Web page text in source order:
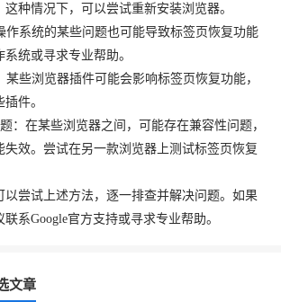
种情况下，可以尝试重新安装浏览器。
作系统的某些问题也可能导致标签页恢复功能
统或寻求专业帮助。
些浏览器插件可能会影响标签页恢复功能，
件。
：在某些浏览器之间，可能存在兼容性问题，
失效。尝试在另一款浏览器上测试标签页恢复
以尝试上述方法，逐一排查并解决问题。如果
系Google官方支持或寻求专业帮助。
文章